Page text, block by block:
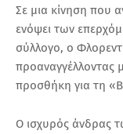
Σε μια κίνηση που
ενόψει των
σύλλογο, ο
προαναγγέλλοντας
προσθήκη για τη
Ο ισχυρός άνδρας